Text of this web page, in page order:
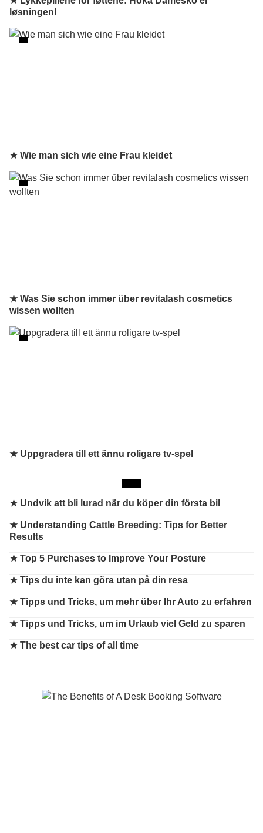
løsningen!
★ Wie man sich wie eine Frau kleidet
★ Was Sie schon immer über revitalash cosmetics
wissen wollten
★ Uppgradera till ett ännu roligare tv-spel
★ Undvik att bli lurad när du köper din första bil
★ Understanding Cattle Breeding: Tips for Better
Results
★Top 5 Purchases to Improve Your Posture
★Tips du inte kan göra utan på din resa
★Tipps und Tricks, um mehr über Ihr Auto zu erfahren
★Tipps und Tricks, um im Urlaub viel Geld zu sparen
★The best car tips of all time